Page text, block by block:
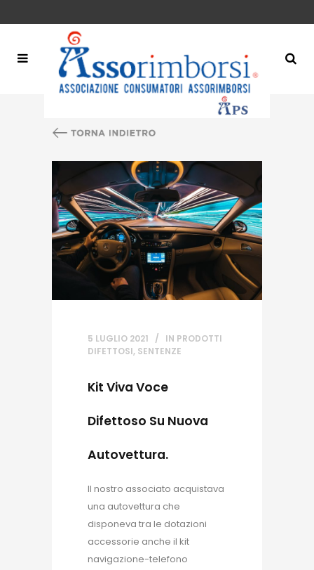
5 LUGLIO 2021 IN PRODOTTI
DIFETTOSI, SENTENZE
Kit Viva Voce
Difettoso Su Nuova
Autovettura.
Il nostro associato acquistava
una autovettura che
disponeva tra le dotazioni
accessorie anche il kit
navigazione-telefono